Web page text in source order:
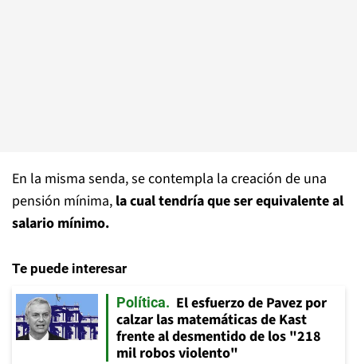
En la misma senda, se contempla la creación de una
pensión mínima, la cual tendría que ser equivalente al
salario mínimo.
Te puede interesar
Política
El esfuerzo de Pavez por
calzar las matemáticas de Kast
frente al desmentido de los "218
mil robos violento"